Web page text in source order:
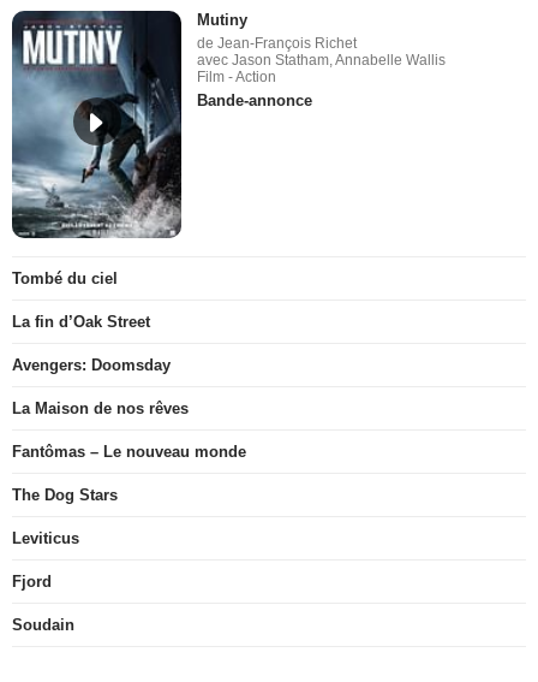
Mutiny
de Jean-François Richet
avec Jason Statham, Annabelle Wallis
Film - Action
Bande-annonce
Tombé du ciel
La fin d’Oak Street
Avengers: Doomsday
La Maison de nos rêves
Fantômas – Le nouveau monde
The Dog Stars
Leviticus
Fjord
Soudain